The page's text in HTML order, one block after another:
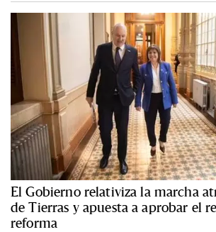
El Gobierno relativiza la marcha
de Tierras y apuesta a aprobar el
reforma